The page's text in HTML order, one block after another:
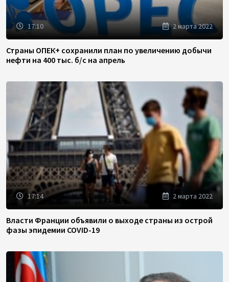
17:10 2 марта 2022
Страны ОПЕК+ сохранили план по увеличению добычи
нефти на 400 тыс. б/с на апрель
17:14 2 марта 2022
Власти Франции объявили о выходе страны из острой
фазы эпидемии COVID-19